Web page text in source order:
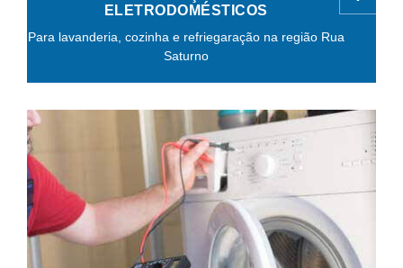
ELETRODOMÉSTICOS
Para lavanderia, cozinha e refriegaração na região Rua
Saturno